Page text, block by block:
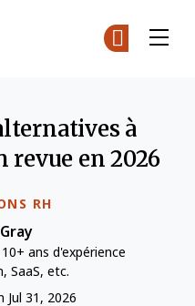
RH
à
revue en 2026
ans d'expérience
SaaS, etc.
Jul 31, 2026